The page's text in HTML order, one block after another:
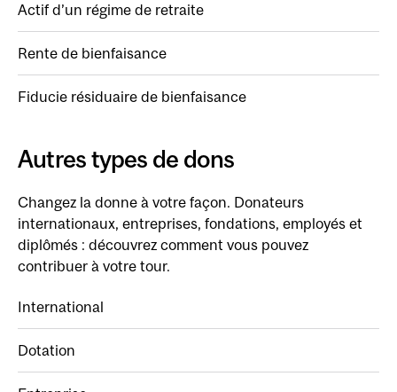
Actif d’un régime de retraite
Rente de bienfaisance
Fiducie résiduaire de bienfaisance
Autres types de dons
Changez la donne à votre façon. Donateurs
internationaux, entreprises, fondations, employés et
diplômés : découvrez comment vous pouvez
contribuer à votre tour.
International
Dotation